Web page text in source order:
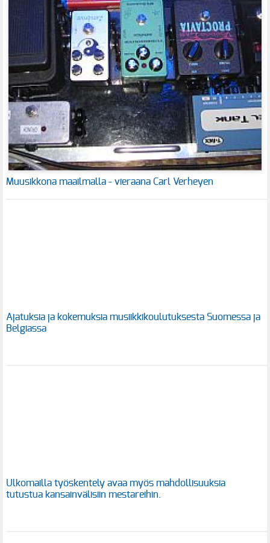
Muusikkona maailmalla - vieraana Carl Verheyen
Ajatuksia ja kokemuksia musiikkikoulutuksesta Suomessa ja
Belgiassa
Ulkomailla työskentely avaa myös mahdollisuuksia
tutustua kansainvälisiin mestareihin.